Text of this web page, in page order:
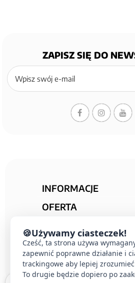
ZAPISZ SIĘ DO
Zapisz
się
newslettera
INFORMACJE
OFERTA
KONTAKT
🍪Używamy ciasteczek!
Cześć, ta strona używa
zapewnić poprawne działanie i
trackingowe aby lepiej
To drugie będzie dopiero po